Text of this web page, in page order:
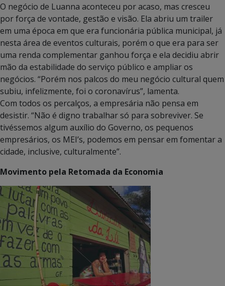
O negócio de Luanna aconteceu por acaso, mas cresceu
por força de vontade, gestão e visão. Ela abriu um trailer
em uma época em que era funcionária pública municipal, já
nesta área de eventos culturais, porém o que era para ser
uma renda complementar ganhou força e ela decidiu abrir
mão da estabilidade do serviço público e ampliar os
negócios. “Porém nos palcos do meu negócio cultural quem
subiu, infelizmente, foi o coronavírus”, lamenta.
Com todos os percalços, a empresária não pensa em
desistir. “Não é digno trabalhar só para sobreviver. Se
tivéssemos algum auxílio do Governo, os pequenos
empresários, os MEI’s, podemos em pensar em fomentar a
cidade, inclusive, culturalmente”.
Movimento pela Retomada da Economia